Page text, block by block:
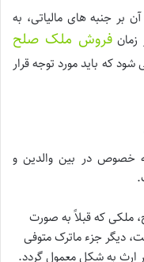
بر جنبه های مالیاتی، به
زمانفروش ملک صلح
که باید مورد توجه قرار
خصوص در بین والدین و
ملکی که قبلاً به صورت
دیگر جزء ماترک متوفی
ارث به شکل معمول گردد.